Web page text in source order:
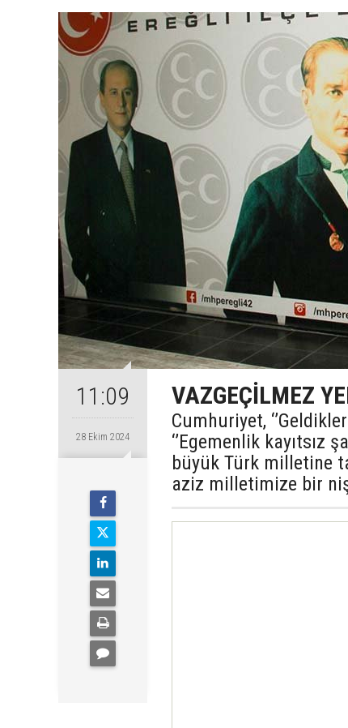
11:09
28 Ekim 2024
VAZGEÇİLMEZ
Cumhuriyet,
‘’Egemenlik kayıtsız
büyük Türk milletine
aziz milletimize bir